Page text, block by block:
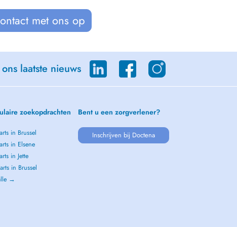
met ons op
laatste nieuws
zoekopdrachten
in Brussel
in Elsene
in Jette
in Brussel
→
Bent u een zorgverlener?
Inschrijven bij Doctena